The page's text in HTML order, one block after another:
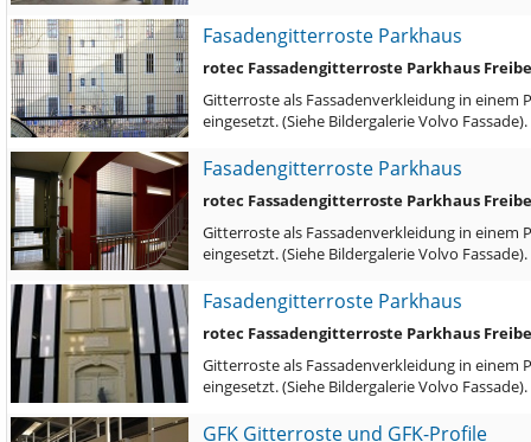
Fasadengitterroste Parkhaus
rotec Fassadengitterroste Parkhaus
Gitterroste als Fassadenverkleidung in
eingesetzt. (Siehe Bildergalerie Volvo
Fasadengitterroste Parkhaus
rotec Fassadengitterroste Parkhaus
Gitterroste als Fassadenverkleidung in
eingesetzt. (Siehe Bildergalerie Volvo
Fasadengitterroste Parkhaus
rotec Fassadengitterroste Parkhaus
Gitterroste als Fassadenverkleidung in
eingesetzt. (Siehe Bildergalerie Volvo
GFK Gitterroste und GFK-Profile